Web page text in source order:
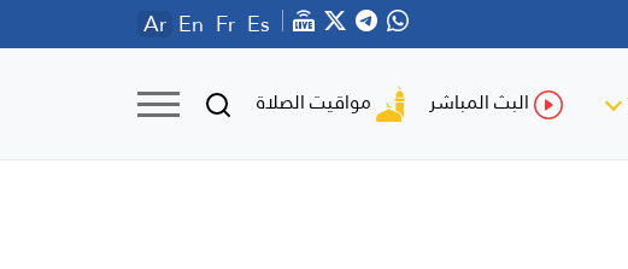
Ar En Fr Es
البث المباشر مواقيت الصلاة